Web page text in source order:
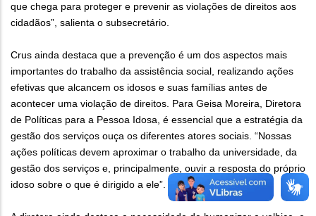
que chega para proteger e prevenir as violações de direitos aos
cidadãos”, salienta o subsecretário.
Crus ainda destaca que a prevenção é um dos aspectos mais
importantes do trabalho da assistência social, realizando ações
efetivas que alcancem os idosos e suas famílias antes de
acontecer uma violação de direitos. Para Geisa Moreira, Diretora
de Políticas para a Pessoa Idosa, é essencial que a estratégia da
gestão dos serviços ouça os diferentes atores sociais. “Nossas
ações políticas devem aproximar o trabalho da universidade, da
gestão dos serviços e, principalmente, ouvir a resposta do próprio
idoso sobre o que é dirigido a ele”.